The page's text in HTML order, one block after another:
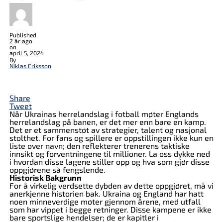
Published
2 år ago
on
april 5, 2024
By
Niklas Eriksson
Share
Tweet
Når Ukrainas herrelandslag i fotball møter Englands
herrelandslag på banen, er det mer enn bare en kamp.
Det er et sammenstøt av strategier, talent og nasjonal
stolthet. For fans og spillere er oppstillingen ikke kun en
liste over navn; den reflekterer trenerens taktiske
innsikt og forventningene til millioner. La oss dykke ned
i hvordan disse lagene stiller opp og hva som gjør disse
oppgjørene så fengslende.
Historisk Bakgrunn
For å virkelig verdsette dybden av dette oppgjøret, må vi
anerkjenne historien bak. Ukraina og England har hatt
noen minneverdige møter gjennom årene, med utfall
som har vippet i begge retninger. Disse kampene er ikke
bare sportslige hendelser; de er kapitler i